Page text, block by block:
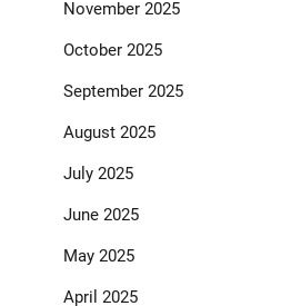
November 2025
October 2025
September 2025
August 2025
July 2025
June 2025
May 2025
April 2025